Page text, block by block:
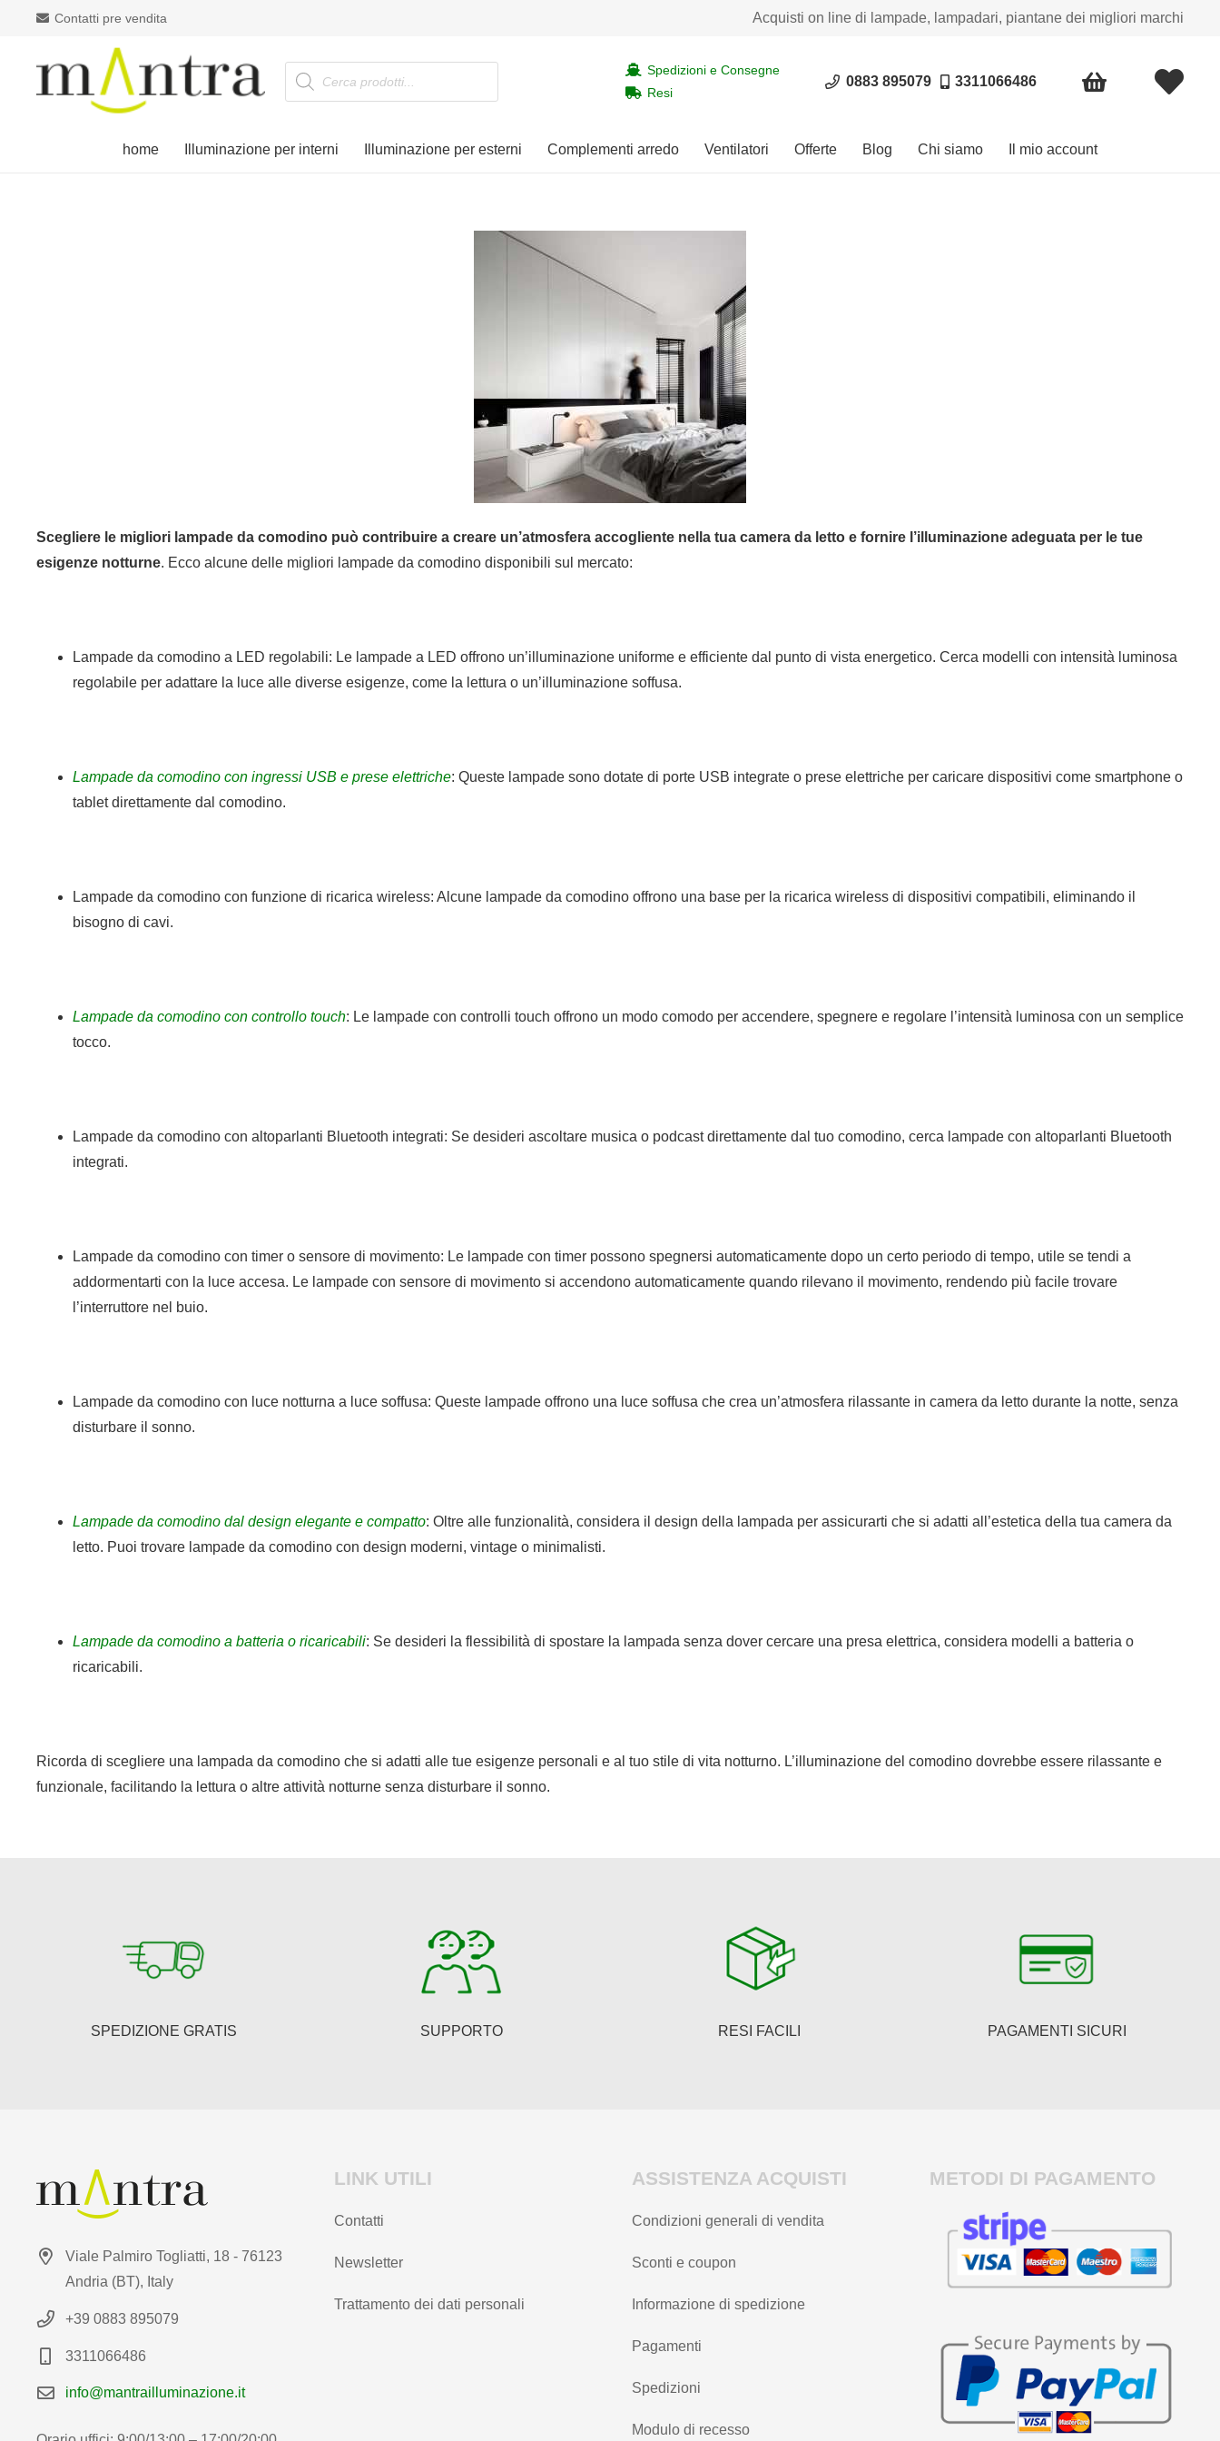
Contatti pre vendita Acquisti on line di lampade, lampadari, piantane dei migliori marchi
Products
search
Spedizioni e Consegne
Resi
0883 895079 3311066486
home Illuminazione per interni Illuminazione per esterni Complementi arredo Ventilatori Offerte Blog Chi siamo Il mio account
Scegliere le migliori lampade da comodino può contribuire a creare un’atmosfera accogliente nella tua camera da letto e fornire l’illuminazione adeguata per le tue
esigenze notturne. Ecco alcune delle migliori lampade da comodino disponibili sul mercato:
Lampade da comodino a LED regolabili: Le lampade a LED offrono un’illuminazione uniforme e efficiente dal punto di vista energetico. Cerca modelli con intensità luminosa
regolabile per adattare la luce alle diverse esigenze, come la lettura o un’illuminazione soffusa.
Lampade da comodino con ingressi USB e prese elettriche: Queste lampade sono dotate di porte USB integrate o prese elettriche per caricare dispositivi come smartphone o
tablet direttamente dal comodino.
Lampade da comodino con funzione di ricarica wireless: Alcune lampade da comodino offrono una base per la ricarica wireless di dispositivi compatibili, eliminando il
bisogno di cavi.
Lampade da comodino con controllo touch: Le lampade con controlli touch offrono un modo comodo per accendere, spegnere e regolare l’intensità luminosa con un semplice
tocco.
Lampade da comodino con altoparlanti Bluetooth integrati: Se desideri ascoltare musica o podcast direttamente dal tuo comodino, cerca lampade con altoparlanti Bluetooth
integrati.
Lampade da comodino con timer o sensore di movimento: Le lampade con timer possono spegnersi automaticamente dopo un certo periodo di tempo, utile se tendi a
addormentarti con la luce accesa. Le lampade con sensore di movimento si accendono automaticamente quando rilevano il movimento, rendendo più facile trovare
l’interruttore nel buio.
Lampade da comodino con luce notturna a luce soffusa: Queste lampade offrono una luce soffusa che crea un’atmosfera rilassante in camera da letto durante la notte, senza
disturbare il sonno.
Lampade da comodino dal design elegante e compatto: Oltre alle funzionalità, considera il design della lampada per assicurarti che si adatti all’estetica della tua camera da
letto. Puoi trovare lampade da comodino con design moderni, vintage o minimalisti.
Lampade da comodino a batteria o ricaricabili: Se desideri la flessibilità di spostare la lampada senza dover cercare una presa elettrica, considera modelli a batteria o
ricaricabili.
Ricorda di scegliere una lampada da comodino che si adatti alle tue esigenze personali e al tuo stile di vita notturno. L’illuminazione del comodino dovrebbe essere rilassante e
funzionale, facilitando la lettura o altre attività notturne senza disturbare il sonno.
SPEDIZIONE GRATIS SUPPORTO RESI FACILI PAGAMENTI SICURI
Viale Palmiro Togliatti, 18 - 76123
Andria (BT), Italy
+39 0883 895079
3311066486
info@mantrailluminazione.it
LINK UTILI
Contatti
Newsletter
Trattamento dei dati personali
ASSISTENZA ACQUISTI
Condizioni generali di vendita
Sconti e coupon
Informazione di spedizione
Pagamenti
Spedizioni
Modulo di recesso
METODI DI PAGAMENTO